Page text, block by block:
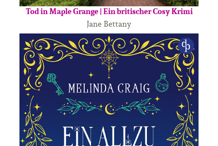
Tod in Maple Grange | Ein britischer Cosy Krimi
Jane Bettany